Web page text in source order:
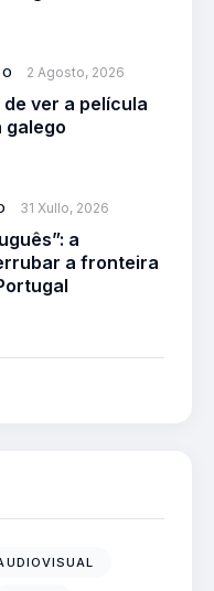
2 Agosto, 2026
ver a película
galego
31 Xullo, 2026
a
a fronteira